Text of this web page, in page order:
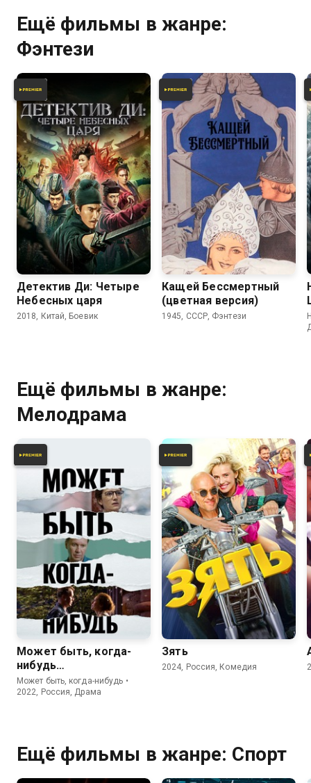
Ещё фильмы в жанре:
Фэнтези
7.0 6.2
Детектив Ди: Четыре
Небесных царя
2018, Китай, Боевик
Кащей Бессмертный
(цветная версия)
1945, СССР, Фэнтези
Ещё фильмы в жанре:
Мелодрама
6.2
Может быть, когда-
нибудь…
Может быть, когда-нибудь •
2022, Россия, Драма
6.8
Зять
2024, Россия, Комедия
Ещё фильмы в жанре: Спорт